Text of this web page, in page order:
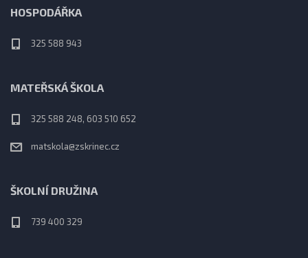
HOSPODÁŘKA
325 588 943
MATEŘSKÁ ŠKOLA
325 588 248, 603 510 652
matskola@zskrinec.cz
ŠKOLNÍ DRUŽINA
739 400 329